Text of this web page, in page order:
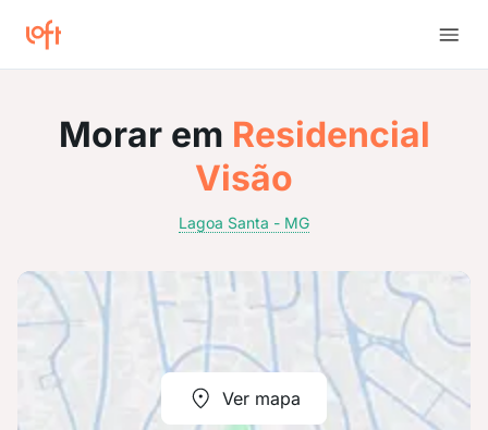
Morar em Residencial
Visão
Lagoa Santa - MG
Ver mapa